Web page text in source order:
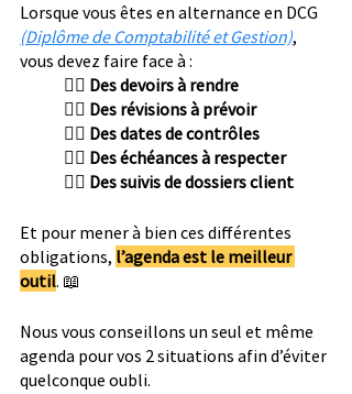
Lorsque vous êtes en alternance en DCG
(Diplôme de Comptabilité et Gestion),
vous devez faire face à :
👉🏼 Des devoirs à rendre
👉🏼 Des révisions à prévoir
👉🏼 Des dates de contrôles
👉🏼 Des échéances à respecter
👉🏼 Des suivis de dossiers client
Et pour mener à bien ces différentes
obligations, l’agenda est le meilleur
outil. 📖
Nous vous conseillons un seul et même
agenda pour vos 2 situations afin d’éviter
quelconque oubli.